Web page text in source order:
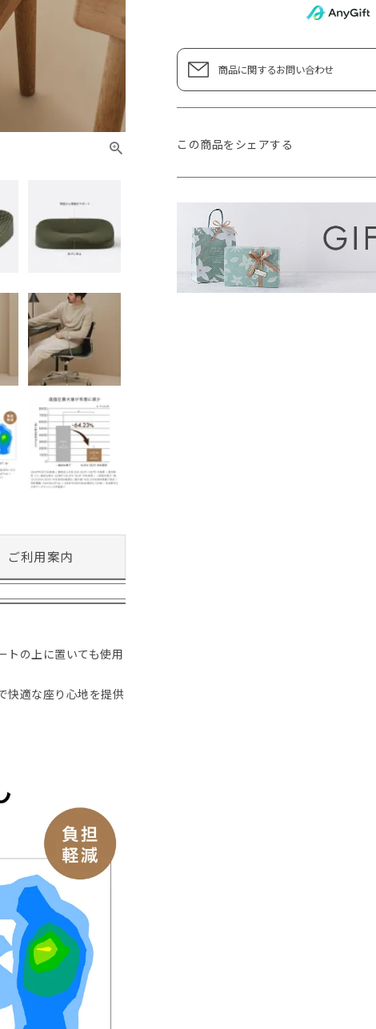
ご利用案内
トの上に置いても使用
快適な座り心地を提供
商品に関するお問い合わせ
この商品をシェアする